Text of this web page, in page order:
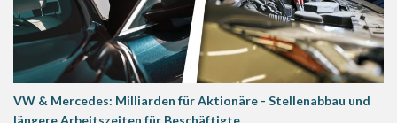
VW & Mercedes: Milliarden für Aktionäre - Stellenabbau und
längere Arbeitszeiten für Beschäftigte